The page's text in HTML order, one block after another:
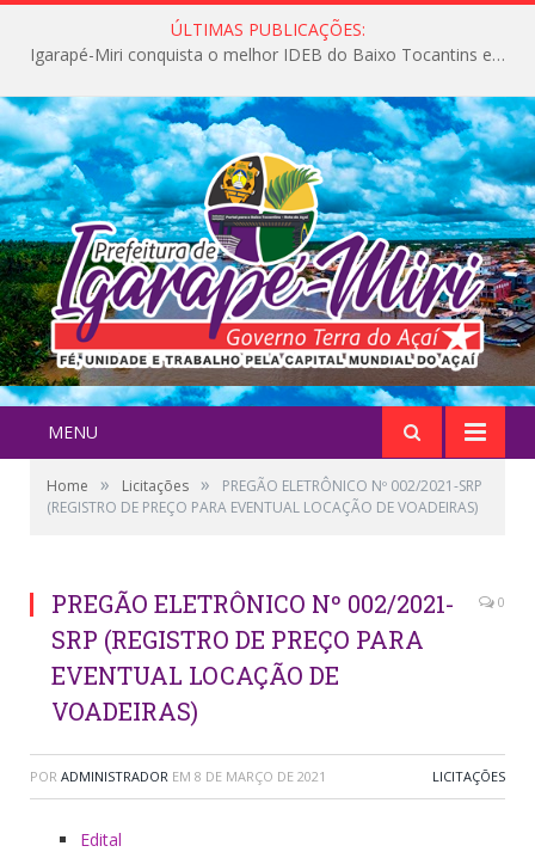
ÚLTIMAS PUBLICAÇÕES:
Igarapé-Miri conquista o melhor IDEB do Baixo Tocantins e avança na qualidade da educação pública
MENU
Home » Licitações »
PREGÃO ELETRÔNICO Nº 002/2021-SRP
(REGISTRO DE PREÇO PARA EVENTUAL LOCAÇÃO DE VOADEIRAS)
PREGÃO ELETRÔNICO Nº 002/2021-
SRP (REGISTRO DE PREÇO PARA
EVENTUAL LOCAÇÃO DE
VOADEIRAS)
0
POR ADMINISTRADOR EM 8 DE MARÇO DE 2021 LICITAÇÕES
Edital